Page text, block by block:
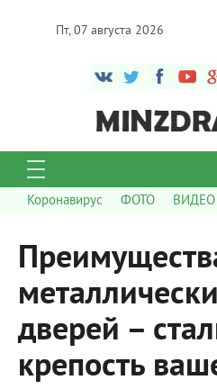
Пт, 07 августа 2026
Коронавирус ФОТО ВИДЕО
дверей –
крепость